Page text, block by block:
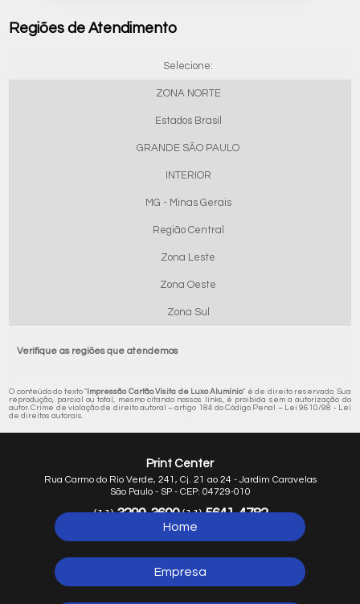
Regiões de Atendimento
Selecione:
ZONA NORTE
Estados Brasil
GRANDE SÃO PAULO
INTERIOR
MG - Minas Gerais
Região Central
Zona Leste
Zona Oeste
Zona Sul
Verifique as regiões que atendemos
O conteúdo do texto " Impressão Cartão Visita de Luxo Alumínio" é de direito reservado. Sua
reprodução, parcial ou total, mesmo citando nossos links, é proibida sem a autorização do
autor. Crime de violação de direito autoral – artigo 184 do Código Penal – Lei 9610/98 - Lei
de direitos autorais.
Print Center
Rua Carmo do Rio Verde, 241, Cj. 21 ao 24 - Jardim Caravelas
São Paulo - SP - CEP: 04729-010
(11)3299-3600(11)5641-4782
5641-1254
Home
Empresa